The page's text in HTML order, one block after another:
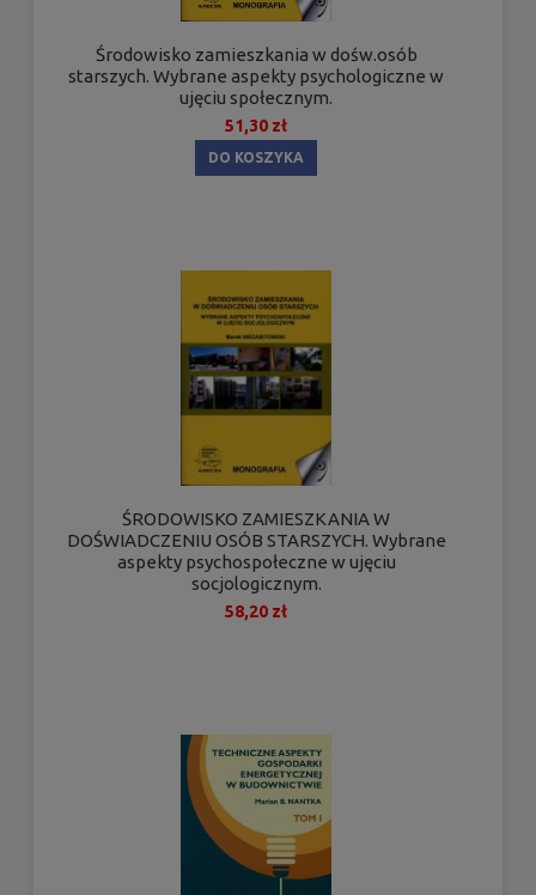
Środowisko zamieszkania w dośw.osób
starszych. Wybrane aspekty psychologiczne w
ujęciu społecznym.
51,30 zł
DO KOSZYKA
ŚRODOWISKO ZAMIESZKANIA W
DOŚWIADCZENIU OSÓB STARSZYCH. Wybrane
aspekty psychospołeczne w ujęciu
socjologicznym.
58,20 zł